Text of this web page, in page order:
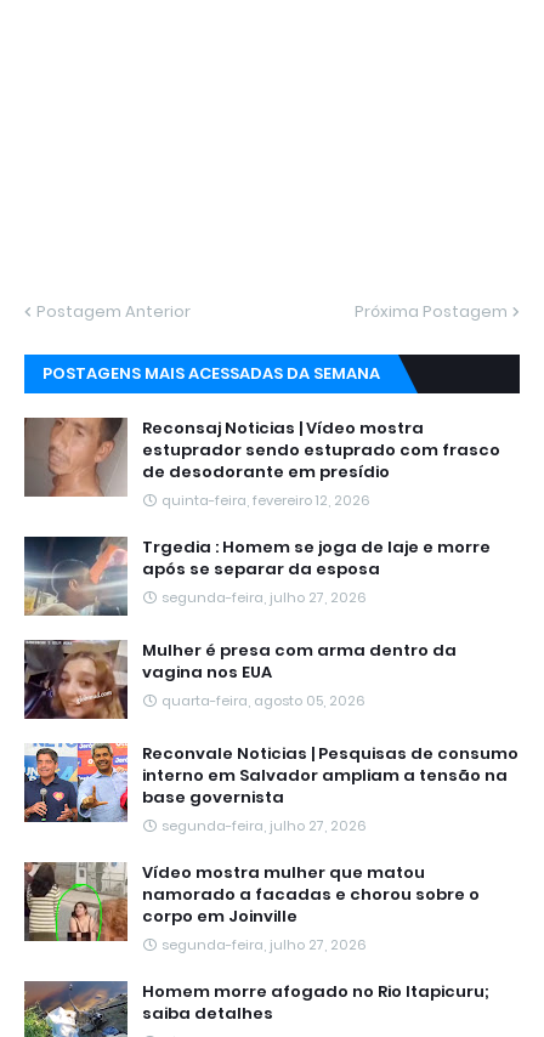
Postagem Anterior Próxima Postagem
POSTAGENS MAIS ACESSADAS DA SEMANA
Reconsaj Noticias | Vídeo mostra
estuprador sendo estuprado com frasco
de desodorante em presídio
quinta-feira, fevereiro 12, 2026
Trgedia : Homem se joga de laje e morre
após se separar da esposa
segunda-feira, julho 27, 2026
Mulher é presa com arma dentro da
vagina nos EUA
quarta-feira, agosto 05, 2026
Reconvale Noticias | Pesquisas de consumo
interno em Salvador ampliam a tensão na
base governista
segunda-feira, julho 27, 2026
Vídeo mostra mulher que matou
namorado a facadas e chorou sobre o
corpo em Joinville
segunda-feira, julho 27, 2026
Homem morre afogado no Rio Itapicuru;
saiba detalhes